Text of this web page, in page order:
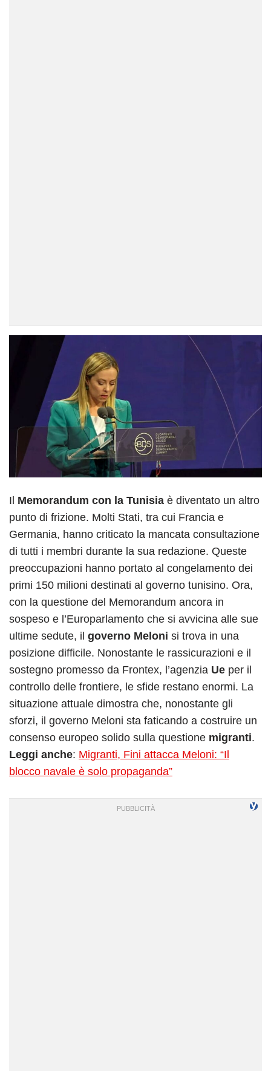
Il Memorandum con la Tunisia è diventato un altro
punto di frizione. Molti Stati, tra cui Francia e
Germania, hanno criticato la mancata consultazione
di tutti i membri durante la sua redazione. Queste
preoccupazioni hanno portato al congelamento dei
primi 150 milioni destinati al governo tunisino. Ora,
con la questione del Memorandum ancora in
sospeso e l’Europarlamento che si avvicina alle sue
ultime sedute, il governo Meloni si trova in una
posizione difficile. Nonostante le rassicurazioni e il
sostegno promesso da Frontex, l’agenzia Ue per il
controllo delle frontiere, le sfide restano enormi. La
situazione attuale dimostra che, nonostante gli
sforzi, il governo Meloni sta faticando a costruire un
consenso europeo solido sulla questione migranti.
Leggi anche: Migranti, Fini attacca Meloni: “Il
blocco navale è solo propaganda”